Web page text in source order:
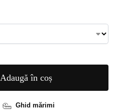
Adaugă în coș
Ghid mărimi